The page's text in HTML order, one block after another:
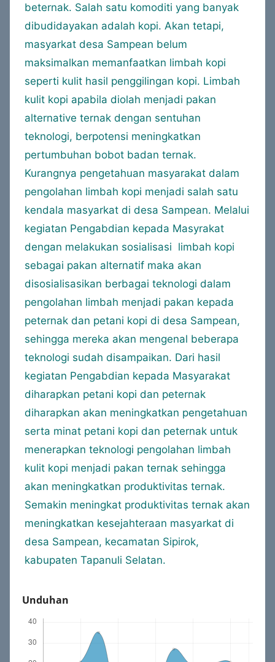
beternak. Salah satu komoditi yang banyak
dibudidayakan adalah kopi. Akan tetapi,
masyarkat desa Sampean belum
maksimalkan memanfaatkan limbah kopi
seperti kulit hasil penggilingan kopi. Limbah
kulit kopi apabila diolah menjadi pakan
alternative ternak dengan sentuhan
teknologi, berpotensi meningkatkan
pertumbuhan bobot badan ternak.
Kurangnya pengetahuan masyarakat dalam
pengolahan limbah kopi menjadi salah satu
kendala masyarkat di desa Sampean. Melalui
kegiatan Pengabdian kepada Masyrakat
dengan melakukan sosialisasi limbah kopi
sebagai pakan alternatif maka akan
disosialisasikan berbagai teknologi dalam
pengolahan limbah menjadi pakan kepada
peternak dan petani kopi di desa Sampean,
sehingga mereka akan mengenal beberapa
teknologi sudah disampaikan. Dari hasil
kegiatan Pengabdian kepada Masyarakat
diharapkan petani kopi dan peternak
diharapkan akan meningkatkan pengetahuan
serta minat petani kopi dan peternak untuk
menerapkan teknologi pengolahan limbah
kulit kopi menjadi pakan ternak sehingga
akan meningkatkan produktivitas ternak.
Semakin meningkat produktivitas ternak akan
meningkatkan kesejahteraan masyarkat di
desa Sampean, kecamatan Sipirok,
kabupaten Tapanuli Selatan.
Unduhan